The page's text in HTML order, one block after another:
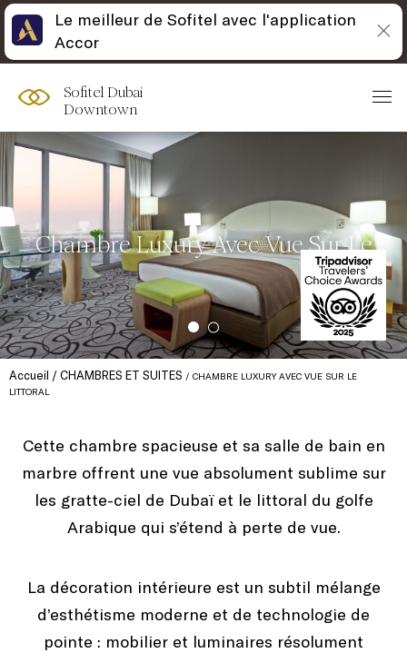
Sofitel Dubai
Downtown
Chambre Luxury Avec Vue Sur Le
Littoral
Accueil CHAMBRES ET SUITES
CHAMBRE LUXURY AVEC VUE SUR LE
LITTORAL
Cette chambre spacieuse et sa salle de bain en
marbre offrent une vue absolument sublime sur
les gratte-ciel de Dubaï et le littoral du golfe
Arabique qui s’étend à perte de vue.
La décoration intérieure est un subtil mélange
d’esthétisme moderne et de technologie de
pointe : mobilier et luminaires résolument
Le meilleur de Sofitel avec l'application
Accor